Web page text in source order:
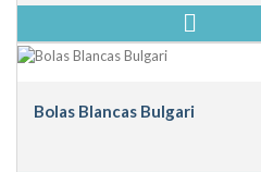
Bolas Blancas Bulgari